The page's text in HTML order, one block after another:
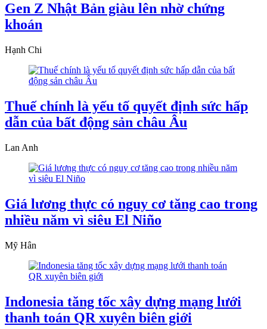
Gen Z Nhật Bản giàu lên nhờ chứng
khoán
Hạnh Chi
Thuế chính là yếu tố quyết định sức hấp
dẫn của bất động sản châu Âu
Lan Anh
Giá lương thực có nguy cơ tăng cao trong
nhiều năm vì siêu El Niño
Mỹ Hân
Indonesia tăng tốc xây dựng mạng lưới
thanh toán QR xuyên biên giới